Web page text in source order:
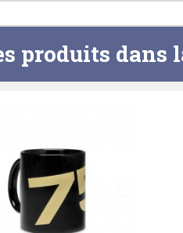
produits dans